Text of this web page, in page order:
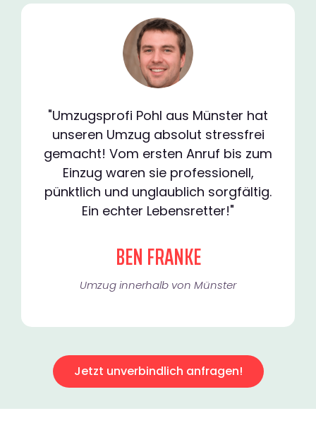
"Umzugsprofi Pohl aus Münster hat
unseren Umzug absolut stressfrei
gemacht! Vom ersten Anruf bis zum
Einzug waren sie professionell,
pünktlich und unglaublich sorgfältig.
Ein echter Lebensretter!"
BEN FRANKE
Umzug innerhalb von Münster​
Jetzt unverbindlich anfragen!